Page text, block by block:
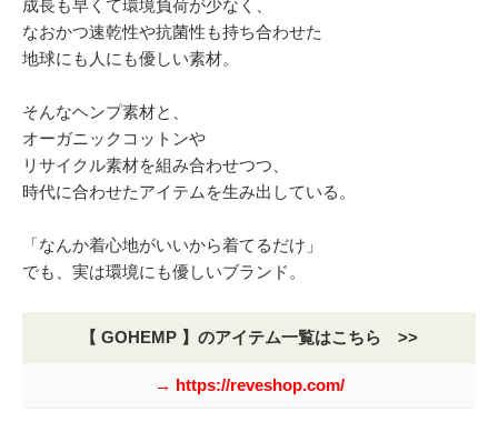
成長も早くて環境負荷が少なく、
なおかつ速乾性や抗菌性も持ち合わせた
地球にも人にも優しい素材。
そんなヘンプ素材と、
オーガニックコットンや
リサイクル素材を組み合わせつつ、
時代に合わせたアイテムを生み出している。
「なんか着心地がいいから着てるだけ」
でも、実は環境にも優しいブランド。
【 GOHEMP 】のアイテム一覧はこちら >>
→ https://reveshop.com/